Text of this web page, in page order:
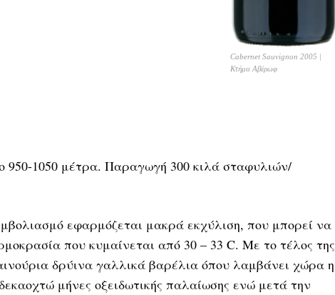
Cabernet Sauvignon 2005 |
Κτήμα Αβέρωφ
950-1050 μέτρα. Παραγωγή 300 κιλά σταφυλιών/
εφαρμόζεται μακρά εκχύλιση, που μπορεί να
που κυμαίνεται από 30 – 33 C. Με το τέλος της
δρύινα γαλλικά βαρέλια όπου λαμβάνει χώρα η
μήνες οξειδωτικής παλαίωσης ενώ μετά την